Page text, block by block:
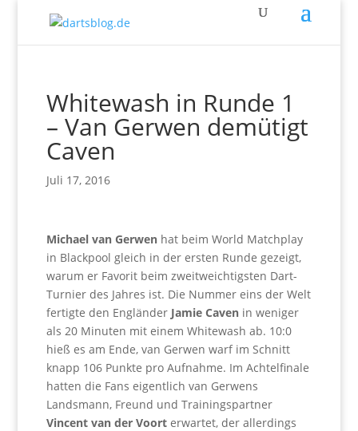
Whitewash in Runde 1
– Van Gerwen demütigt
Caven
Juli 17, 2016
Michael van Gerwenhat beim World Matchplay
in Blackpool gleich in der ersten Runde gezeigt,
warum er Favorit beim zweitweichtigsten Dart-
Turnier des Jahres ist. Die Nummer eins der Welt
fertigte den EngländerJamie Cavenin weniger
als 20 Minuten mit einem Whitewash ab. 10:0
hieß es am Ende, van Gerwen warf im Schnitt
knapp 106 Punkte pro Aufnahme. Im Achtelfinale
hatten die Fans eigentlich van Gerwens
Landsmann, Freund und Trainingspartner
Vincent van der Voorterwartet, der allerdings